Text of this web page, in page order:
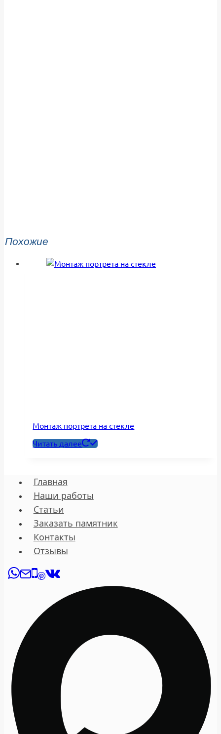
Похожие
Монтаж портрета на стекле
Читать далее
Главная
Наши работы
Статьи
Заказать памятник
Контакты
Отзывы